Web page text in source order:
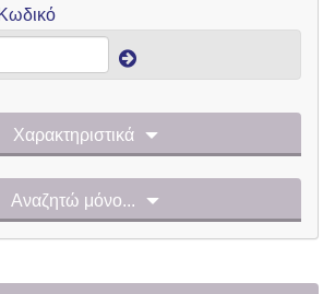
Χαρακτηριστικά
Αναζητώ μόνο...